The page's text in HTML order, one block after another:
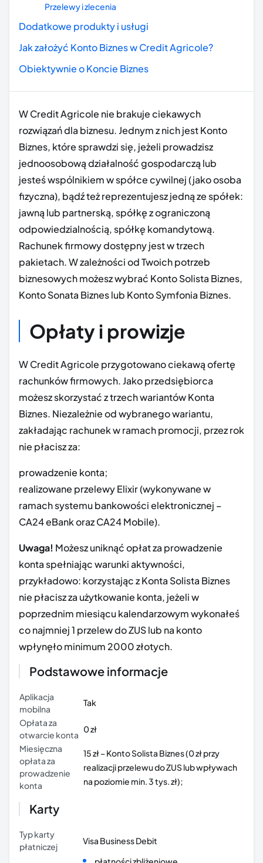
Przelewy i zlecenia
Dodatkowe produkty i usługi
Jak założyć Konto Biznes w Credit Agricole?
Obiektywnie o Koncie Biznes
W Credit Agricole nie brakuje ciekawych
rozwiązań dla biznesu. Jednym z nich jest Konto
Biznes, które sprawdzi się, jeżeli prowadzisz
jednoosobową działalność gospodarczą lub
jesteś wspólnikiem w spółce cywilnej (jako osoba
fizyczna), bądź też reprezentujesz jedną ze spółek:
jawną lub partnerską, spółkę z ograniczoną
odpowiedzialnością, spółkę komandytową.
Rachunek firmowy dostępny jest w trzech
pakietach. W zależności od Twoich potrzeb
biznesowych możesz wybrać Konto Solista Biznes,
Konto Sonata Biznes lub Konto Symfonia Biznes.
Opłaty i prowizje
W Credit Agricole przygotowano ciekawą ofertę
rachunków firmowych. Jako przedsiębiorca
możesz skorzystać z trzech wariantów Konta
Biznes. Niezależnie od wybranego wariantu,
zakładając rachunek w ramach promocji, przez rok
nie płacisz za:
prowadzenie konta;
realizowane przelewy Elixir (wykonywane w
ramach systemu bankowości elektronicznej –
CA24 eBank oraz CA24 Mobile).
Uwaga! Możesz uniknąć opłat za prowadzenie
konta spełniając warunki aktywności,
przykładowo: korzystając z Konta Solista Biznes
nie płacisz za użytkowanie konta, jeżeli w
poprzednim miesiącu kalendarzowym wykonałeś
co najmniej 1 przelew do ZUS lub na konto
wpłynęło minimum 2000 złotych.
Podstawowe informacje
Aplikacja
mobilna
Tak
Opłata za
otwarcie konta
0 zł
Miesięczna
opłata za
prowadzenie
konta
15 zł – Konto Solista Biznes (0 zł przy
realizacji przelewu do ZUS lub wpływach
na poziomie min. 3 tys. zł);
Karty
Typ karty
płatniczej
Visa Business Debit